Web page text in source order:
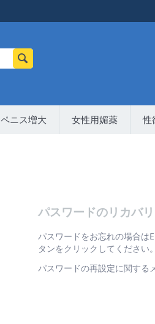
ペニス増大 女性用媚薬 性
パスワードのリカバリ
パスワードをお忘れの場合は
タンをクリックしてください。
パスワードの再設定に関する